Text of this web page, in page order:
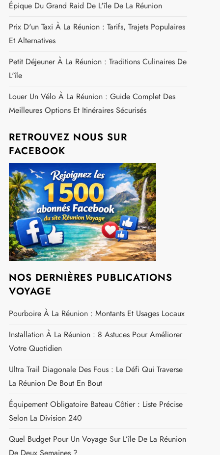
: Une Comparaison Avec La France Métropolitaine
Top 10 Des Meilleurs Restaurants À La Réunion
Critique Et Les Solutions De Prévention Efficaces
Pour Éviter Les Requins
Top 5 Des Plus Belles Cascades De La Réunion
La Diagonale Des Fous : Plongez Dans L'univers
Épique Du Grand Raid De L'île De La Réunion
Prix D'un Taxi À La Réunion : Tarifs, Trajets Populaires
Et Alternatives
Petit Déjeuner À La Réunion : Traditions Culinaires De
L'île
Louer Un Vélo À La Réunion : Guide Complet Des
Meilleures Options Et Itinéraires Sécurisés
RETROUVEZ NOUS SUR
FACEBOOK
NOS DERNIÈRES PUBLICATIONS
VOYAGE